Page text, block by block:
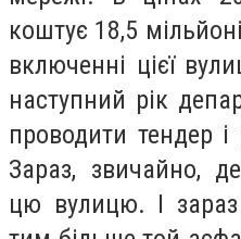
коштує 18,5
включенні цієї
наступний рік
проводити тендер
Зараз, звичайно,
цю вулицю. І